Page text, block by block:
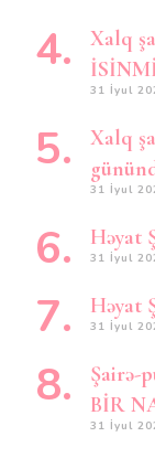
Xalq
31 İyul
Xalq
31 İyul
Həyat
31 İyul
Həyat
31 İyul
Şairə-
BİR
31 İyul